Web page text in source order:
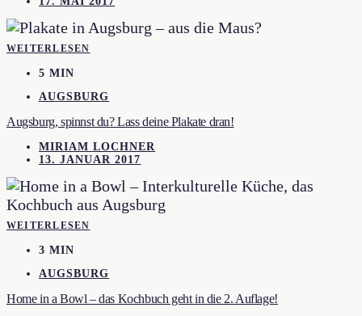
WEITERLESEN
5 MIN
AUGSBURG
Augsburg, spinnst du? Lass deine Plakate dran!
MIRIAM LOCHNER
13. JANUAR 2017
WEITERLESEN
3 MIN
AUGSBURG
Home in a Bowl – das Kochbuch geht in die 2. Auflage!